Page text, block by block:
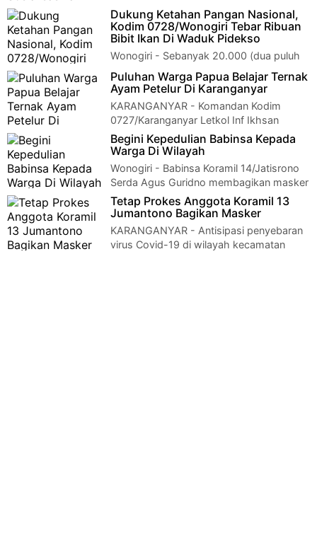
Sosialisasikan Tertib Berkendaraan
Bermotor Anak Sekolah Klaten | Pelda Agung Broto Bati…
Dukung Ketahan Pangan Nasional,
Kodim 0728/Wonogiri Tebar Ribuan
Bibit Ikan Di Waduk Pidekso
Wonogiri - Sebanyak 20.000 (dua puluh
ribu) Benih Ikan di tebar di Bendungan
Waduk Pidekso Ds. Pidekso Kec. Giriwoyo Kab…
Puluhan Warga Papua Belajar Ternak
Ayam Petelur Di Karanganyar
KARANGANYAR - Komandan Kodim
0727/Karanganyar Letkol Inf Ikhsan
Agung Widyo Wibowo, S.I.P., menghadiri Program Binmas Po…
Begini Kepedulian Babinsa Kepada
Warga Di Wilayah
Wonogiri - Babinsa Koramil 14/Jatisrono
Serda Agus Guridno membagikan masker
kepada masyarakat di wilayah Kecamatan Jati…
Tetap Prokes Anggota Koramil 13
Jumantono Bagikan Masker
KARANGANYAR - Antisipasi penyebaran
virus Covid-19 di wilayah kecamatan